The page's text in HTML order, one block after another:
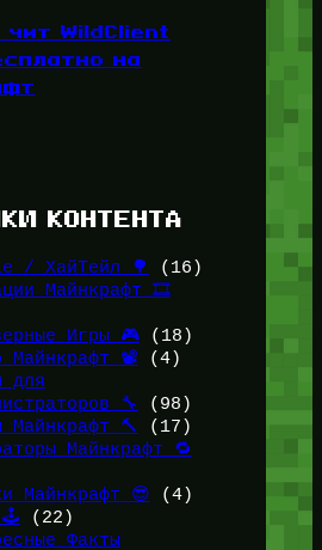
чит WildClient
на
КОНТЕНТА
/ ХайТейл 🌳
(16)
Майнкрафт 🎞️
Игры 🎮(18)
Майнкрафт 📽️ (4)
для
🔧
(98)
Майнкрафт 🔨
(17)
Майнкрафт 🔁
Майнкрафт 😎 (4)
🕹️ (22)
Факты